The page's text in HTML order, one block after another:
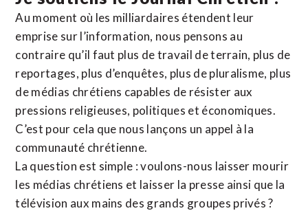
Au moment où les milliardaires étendent leur
emprise sur l’information, nous pensons au
contraire qu’il faut plus de travail de terrain, plus de
reportages, plus d’enquêtes, plus de pluralisme, plus
de médias chrétiens capables de résister aux
pressions religieuses, politiques et économiques.
C’est pour cela que nous lançons un appel à la
communauté chrétienne.
La question est simple : voulons-nous laisser mourir
les médias chrétiens et laisser la presse ainsi que la
télévision aux mains des grands groupes privés ?